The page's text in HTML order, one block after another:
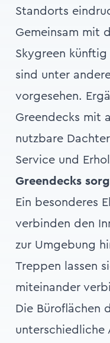
Standorts
Gemeinsam mit
Skygreen künftig
sind unter
vorgesehen.
Greendecks mit
nutzbare
Service und
Greendecks
Ein besonderes
verbinden den
zur Umgebung
Treppen lassen
miteinander
Die Büroflächen
unterschiedliche